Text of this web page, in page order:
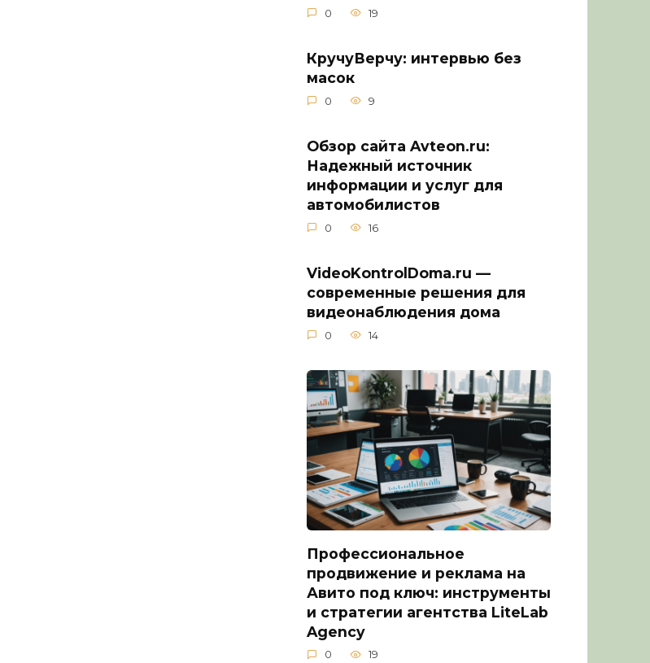
0 19
КручуВерчу: интервью без
масок
0 9
Обзор сайта Avteon.ru:
Надежный источник
информации и услуг для
автомобилистов
0 16
VideoKontrolDoma.ru —
современные решения для
видеонаблюдения дома
0 14
Профессиональное
продвижение и реклама на
Авито под ключ: инструменты
и стратегии агентства LiteLab
Agency
0 19